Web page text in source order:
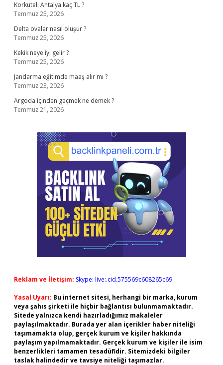
Korkuteli Antalya kaç TL ?
Temmuz 25, 2026
Delta ovalar nasıl oluşur ?
Temmuz 25, 2026
Kekik neye iyi gelir ?
Temmuz 25, 2026
Jandarma eğitimde maaş alır mı ?
Temmuz 23, 2026
Argoda içinden geçmek ne demek ?
Temmuz 21, 2026
Reklam ve İletişim: Skype: live:.cid.575569c608265c69
Yasal Uyarı: Bu internet sitesi, herhangi bir marka, kurum
veya şahıs şirketi ile hiçbir bağlantısı bulunmamaktadır.
Sitede yalnızca kendi hazırladığımız makaleler
paylaşılmaktadır. Burada yer alan içerikler haber niteliği
taşımamakta olup, gerçek kurum ve kişiler hakkında
paylaşım yapılmamaktadır. Gerçek kurum ve kişiler ile isim
benzerlikleri tamamen tesadüfidir. Sitemizdeki bilgiler
taslak halindedir ve tavsiye niteliği taşımazlar.